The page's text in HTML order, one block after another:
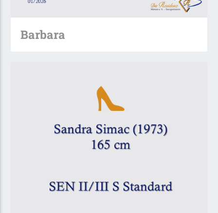
Barbara